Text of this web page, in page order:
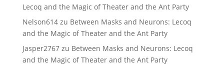
Lecoq and the Magic of Theater and the Ant Party
Nelson614zu Between Masks and Neurons: Lecoq
and the Magic of Theater and the Ant Party
Jasper2767zu Between Masks and Neurons: Lecoq
and the Magic of Theater and the Ant Party